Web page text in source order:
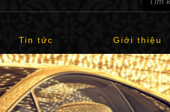
Tin tức Giới thiệu